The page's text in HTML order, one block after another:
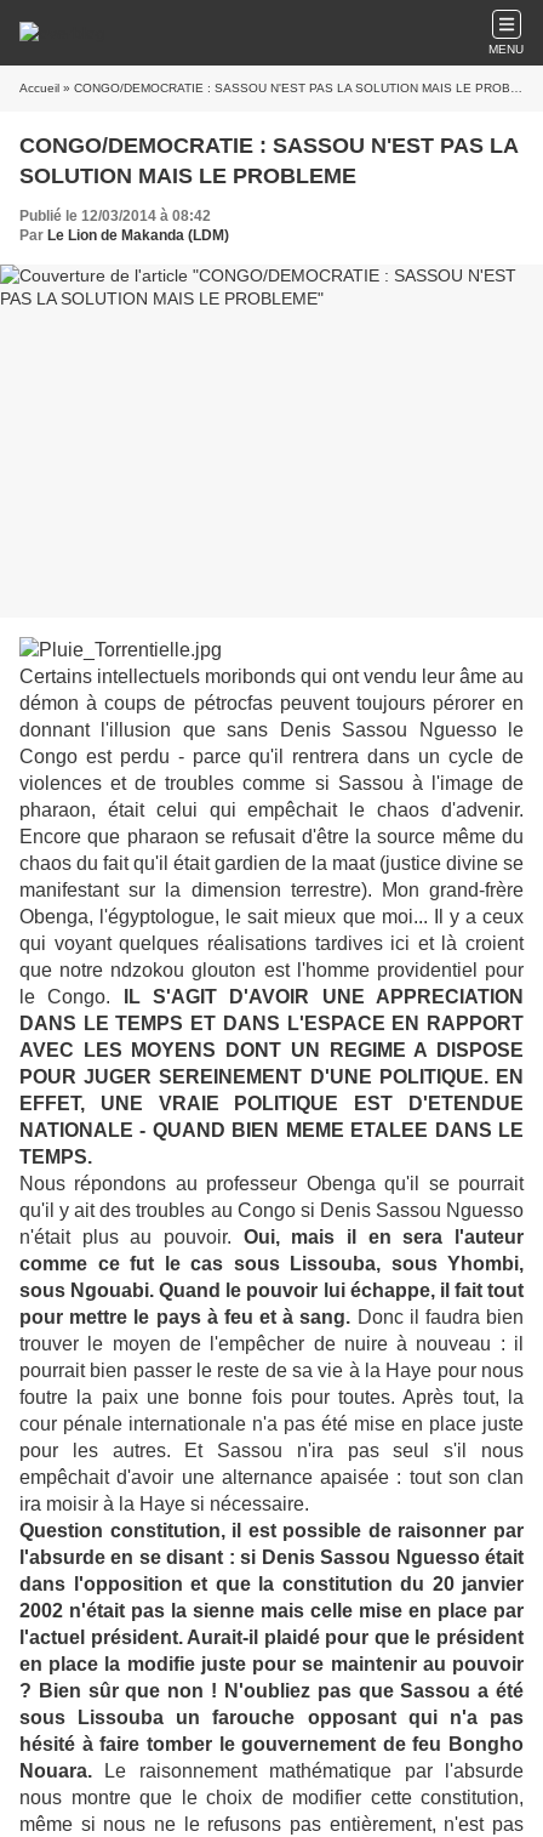
MENU
Accueil » CONGO/DEMOCRATIE : SASSOU N'EST PAS LA SOLUTION MAIS LE PROBLEME
CONGO/DEMOCRATIE : SASSOU N'EST PAS LA
SOLUTION MAIS LE PROBLEME
Publié le 12/03/2014 à 08:42
Par Le Lion de Makanda (LDM)
Certains intellectuels moribonds qui ont vendu leur âme au
démon à coups de pétrocfas peuvent toujours pérorer en
donnant l'illusion que sans Denis Sassou Nguesso le
Congo est perdu - parce qu'il rentrera dans un cycle de
violences et de troubles comme si Sassou à l'image de
pharaon, était celui qui empêchait le chaos d'advenir.
Encore que pharaon se refusait d'être la source même du
chaos du fait qu'il était gardien de la maat (justice divine se
manifestant sur la dimension terrestre). Mon grand-frère
Obenga, l'égyptologue, le sait mieux que moi... Il y a ceux
qui voyant quelques réalisations tardives ici et là croient
que notre ndzokou glouton est l'homme providentiel pour
le Congo.
IL S'AGIT D'AVOIR UNE APPRECIATION
DANS LE TEMPS ET DANS L'ESPACE EN RAPPORT
AVEC LES MOYENS DONT UN REGIME A DISPOSE
POUR JUGER SEREINEMENT D'UNE POLITIQUE. EN
EFFET, UNE VRAIE POLITIQUE EST D'ETENDUE
NATIONALE - QUAND BIEN MEME ETALEE DANS LE
TEMPS.
Nous répondons au professeur Obenga qu'il se pourrait
qu'il y ait des troubles au Congo si Denis Sassou Nguesso
n'était plus au pouvoir. Oui, mais il en sera l'auteur
comme ce fut le cas sous Lissouba, sous Yhombi,
sous Ngouabi. Quand le pouvoir lui échappe, il fait tout
pour mettre le pays à feu et à sang. Donc il faudra bien
trouver le moyen de l'empêcher de nuire à nouveau : il
pourrait bien passer le reste de sa vie à la Haye pour nous
foutre la paix une bonne fois pour toutes. Après tout, la
cour pénale internationale n'a pas été mise en place juste
pour les autres. Et Sassou n'ira pas seul s'il nous
empêchait d'avoir une alternance apaisée : tout son clan
ira moisir à la Haye si nécessaire.
Question constitution, il est possible de raisonner par
l'absurde en se disant : si Denis Sassou Nguesso était
dans l'opposition et que la constitution du 20 janvier
2002 n'était pas la sienne mais celle mise en place par
l'actuel président. Aurait-il plaidé pour que le président
en place la modifie juste pour se maintenir au pouvoir
? Bien sûr que non ! N'oubliez pas que Sassou a été
sous Lissouba un farouche opposant qui n'a pas
hésité à faire tomber le gouvernement de feu Bongho
Nouara.
Le raisonnement mathématique par l'absurde
nous montre que le choix de modifier cette constitution,
même si nous ne le refusons pas entièrement, n'est pas